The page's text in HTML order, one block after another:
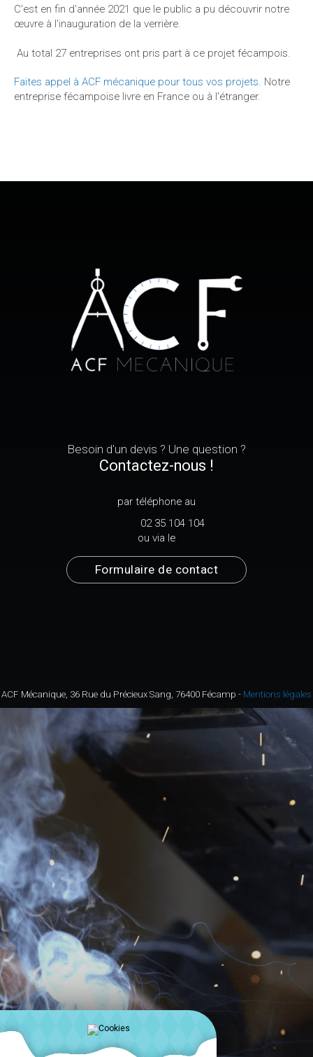
C'est en fin d'année 2021 que le public a pu découvrir notre
œuvre à l'inauguration de la verrière.
Au total 27 entreprises ont pris part à ce projet fécampois.
Faites appel à ACF mécanique pour tous vos projets. Notre
entreprise fécampoise livre en France ou à l'étranger.
Besoin d'un devis ? Une question ?
Contactez-nous !
par téléphone au
02 35 104 104
ou via le
Formulaire de contact
ACF Mécanique, 36 Rue du Précieux Sang, 76400 Fécamp - Mentions légales